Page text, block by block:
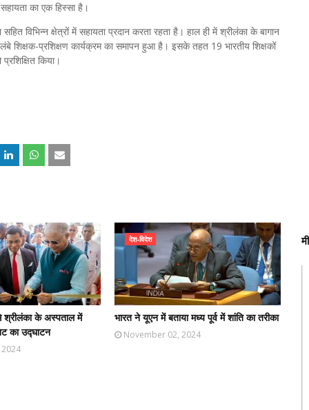
का एक हिस्सा है।
विभिन्न क्षेत्रों में सहायता प्रदान करता रहता है। हाल ही में श्रीलंका के बागान
शिक्षक-प्रशिक्षण कार्यक्रम का समापन हुआ है। इसके तहत 19 भारतीय शिक्षकों
किया।
श्रीलंका के अस्पताल में
का उद्घाटन
देश-विदेश
भारत ने यूएन में बताया मध्य पूर्व में शांति का तरीका
November 02, 2024